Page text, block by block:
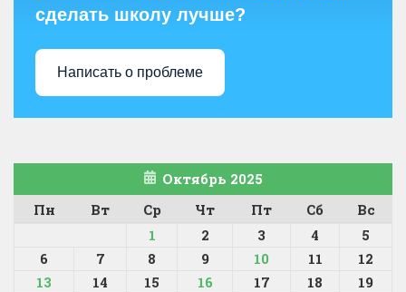
сделать школу лучше?
Написать о проблеме
Октябрь 2025
Пн
Вт Ср Чт Пт Сб
Вс
1
2 3 4
5
6
7 8 9 10 11
12
13
14 15 16 17 18
19